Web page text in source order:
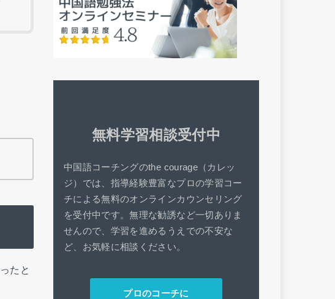
たと
無料学習相談受付中
中国語コーチングのthe courage（カレッ
ジ）では、指導経験豊富なプロの学習コー
チによる無料のオンラインカウンセリング
を受付中です。無理な勧誘など一切ありま
せんので、学習を進めるうえでの不安な
ど、お気軽に相談ください。
プロのコーチに